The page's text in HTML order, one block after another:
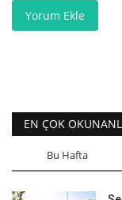
Yorum Ekle
EN ÇOK
Bu Hafta